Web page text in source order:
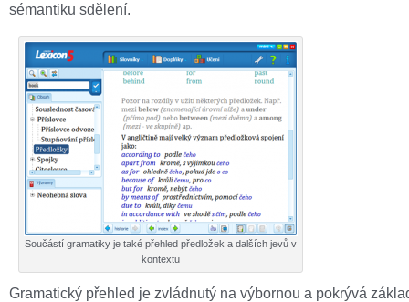
sémantiku sdělení.
Součástí gramatiky je také přehled předložek a dalších jevů v
kontextu
Gramatický přehled je zvládnutý na výbornou a pokrývá